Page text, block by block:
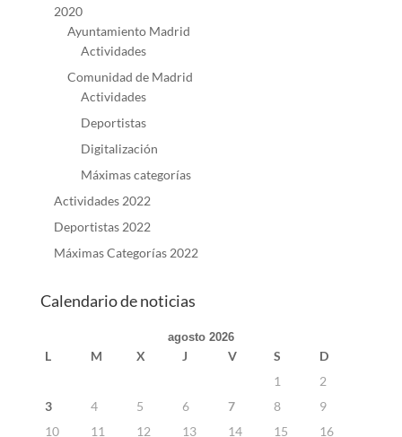
2020
Ayuntamiento Madrid
Actividades
Comunidad de Madrid
Actividades
Deportistas
Digitalización
Máximas categorías
Actividades 2022
Deportistas 2022
Máximas Categorías 2022
Calendario de noticias
agosto 2026
L M X J V S
D
1
2
3
4 5 6 7 8
9
10
11 12 13 14 15 16